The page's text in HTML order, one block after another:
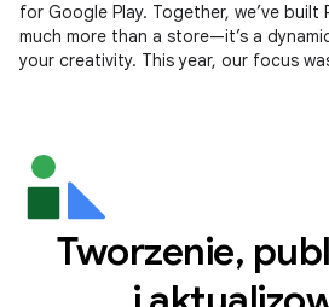
for Google Play. Together, we’ve built
much more than a store—it’s a
your creativity. This year, our focus
Tworzenie,